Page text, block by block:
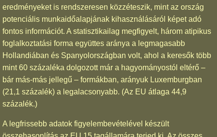
eredményeket is rendszeresen közzéteszik, mint az ország
potenciális munkaidőalapjának kihasználásáról képet adó
fontos információt. A statisztikailag megfigyelt, három atipikus
foglalkoztatási forma együttes aránya a legmagasabb
Hollandiában és Spanyolországban volt, ahol a keresők több
mint 60 százaléka dolgozott már a hagyományostól eltérő –
bár más-más jellegű – formákban, arányuk Luxemburgban
(21,1 százalék) a legalacsonyabb. (Az EU átlaga 44,9
százalék.)
A legfrissebb adatok figyelembevételével készült